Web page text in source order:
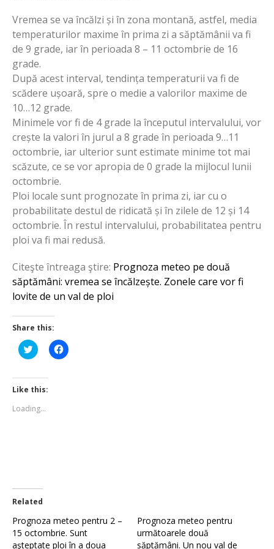
Vremea se va încălzi și în zona montană, astfel, media
temperaturilor maxime în prima zi a săptămânii va fi
de 9 grade, iar în perioada 8 – 11 octombrie de 16
grade.
După acest interval, tendința temperaturii va fi de
scădere ușoară, spre o medie a valorilor maxime de
10…12 grade.
Minimele vor fi de 4 grade la începutul intervalului, vor
crește la valori în jurul a 8 grade în perioada 9…11
octombrie, iar ulterior sunt estimate minime tot mai
scăzute, ce se vor apropia de 0 grade la mijlocul lunii
octombrie.
Ploi locale sunt prognozate în prima zi, iar cu o
probabilitate destul de ridicată și în zilele de 12 și 14
octombrie. În restul intervalului, probabilitatea pentru
ploi va fi mai redusă.
Citeşte întreaga ştire: Prognoza meteo pe două
săptămâni: vremea se încălzește. Zonele care vor fi
lovite de un val de ploi
Share this:
Click
to
Twitter
(Opens
in
window)
Click
to
Like this:
Loading...
Related
Prognoza meteo pentru 2 –
15 octombrie. Sunt
aşteptate ploi în a doua
Prognoza meteo pentru
următoarele două
săptămâni. Un nou val de